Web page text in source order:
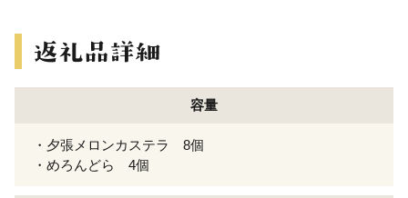
容量
・夕張メロンカステラ 8個
・めろんどら 4個